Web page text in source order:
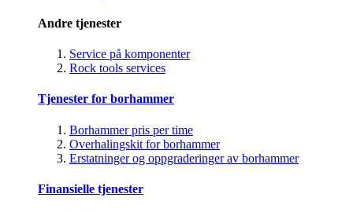
Andre tjenester
Service på komponenter
Rock tools services
Tjenester for borhammer
Borhammer pris per time
Overhalingskit for borhammer
Erstatninger og oppgraderinger av borhammer
Finansielle tjenester